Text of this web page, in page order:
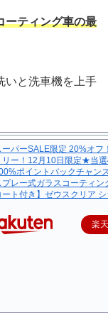
ーティング車の最
いと洗車機を上手
ーパーSALE限定 20%オフ
リー！12月10日限定★当
ポイントバックチャン
プレー式ガラスコーティ
ート付き】ゼウスクリア
楽